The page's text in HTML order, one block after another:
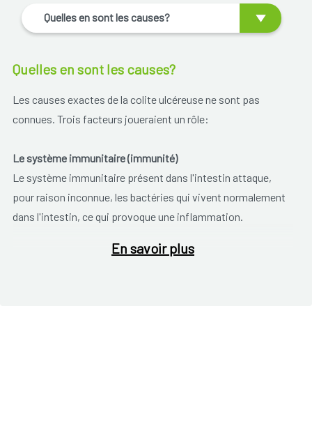
Quelles en sont les causes?
Quelles en sont les causes?
Les causes exactes de la colite ulcéreuse ne sont pas
connues. Trois facteurs joueraient un rôle:
Le système immunitaire (immunité)
Le système immunitaire présent dans l'intestin attaque,
pour raison inconnue, les bactéries qui vivent normalement
dans l'intestin, ce qui provoque une inflammation.
En savoir plus